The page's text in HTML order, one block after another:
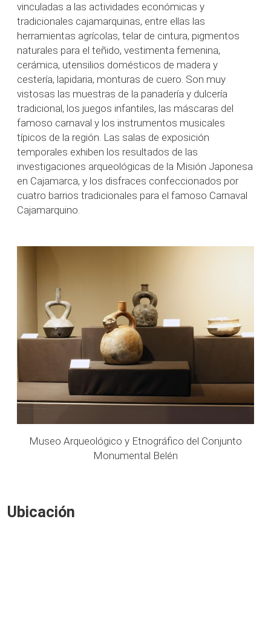
vinculadas a las actividades económicas y
tradicionales cajamarquinas, entre ellas las
herramientas agrícolas, telar de cintura, pigmentos
naturales para el teñido, vestimenta femenina,
cerámica, utensilios domésticos de madera y
cestería, lapidaria, monturas de cuero. Son muy
vistosas las muestras de la panadería y dulcería
tradicional, los juegos infantiles, las máscaras del
famoso carnaval y los instrumentos musicales
típicos de la región. Las salas de exposición
temporales exhiben los resultados de las
investigaciones arqueológicas de la Misión Japonesa
en Cajamarca, y los disfraces confeccionados por
cuatro barrios tradicionales para el famoso Carnaval
Cajamarquino.
Museo Arqueológico y Etnográfico del Conjunto
Monumental Belén
Ubicación